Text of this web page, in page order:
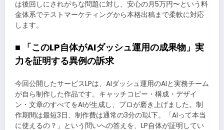
は後回しにされがちな問題に対し、安心の月5万円〜という料
金体系でテストマーケティングから本格出稿まで柔軟に対応
します。
■ 「このLP自体がAIダッシュ運用の成果物」実
力を証明する異例の訴求
今回公開したサービスLPは、AIダッシュ運用のAIと実務チーム
が自ら制作した作品です。キャッチコピー・構成・デザイ
ン・文章のすべてをAIが生成し、プロが磨き上げました。制
作期間は最短3日、制作費は通常の3分の1以下。「AIって本当
に使えるの？」という問いへの答えを、LP自体が証明してい